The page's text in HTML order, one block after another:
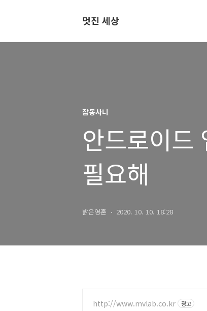
멋진 세상
잡동사니
안드로이드
필요해
밝은영혼 2020. 10. 10. 18:28
http://www.mvlab.co.kr 광고